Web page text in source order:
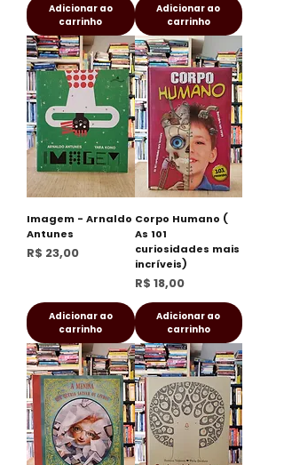
Adicionar ao
carrinho
Adicionar ao
carrinho
Imagem - Arnaldo
Antunes
Preço
R$ 23,00
Adicionar ao
carrinho
Corpo Humano (
As 101
curiosidades mais
incríveis)
Preço
R$ 18,00
Adicionar ao
carrinho